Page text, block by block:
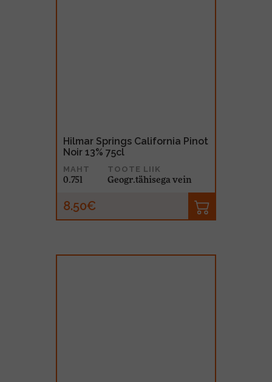
Hilmar Springs California Pinot
Noir 13% 75cl
MAHT
0.75l
TOOTE LIIK
Geogr.tähisega vein
8.50€